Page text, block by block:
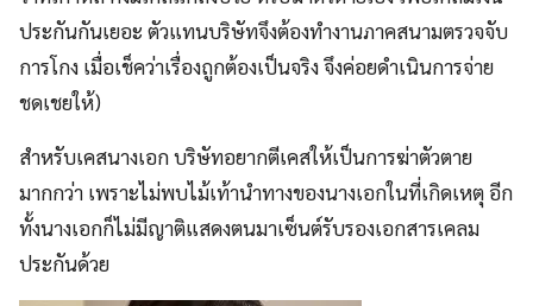
ประกันกันเยอะ ตัวแทนบริษัทจึงต้องทำงานภาคสนามตรวจจับ
การโกง เมื่อเช็คว่าเรื่องถูกต้องเป็นจริง จึงค่อยดำเนินการจ่าย
ชดเชยให้)
สำหรับเคสนางเอก บริษัทอยากตีเคสให้เป็นการฆ่าตัวตาย
มากกว่า เพราะไม่พบไม้เท้านำทางของนางเอกในที่เกิดเหตุ อีก
ทั้งนางเอกก็ไม่มีญาติแสดงตนมาเซ็นต์รับรองเอกสารเคลม
ประกันด้วย